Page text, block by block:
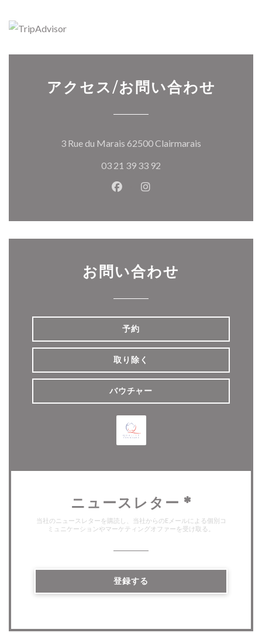
アクセス/お問い合わせ
3 Rue du Marais 62500 Clairmarais
03 21 39 33 92
Facebook ((新しいウィンドウ
Instagram ((新しいウィ
お問い合わせ
予約
取り除く
バウチャー
ニュースレター *
当社のニュースレターを購読し、当社からのEメールによる個別コ
ミュニケーションやマーケティングオファーを受け取る。
登録する